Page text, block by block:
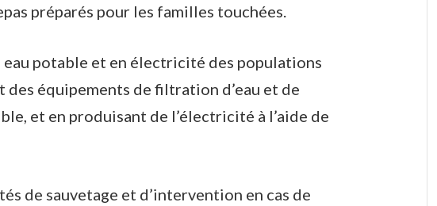
préparés pour les familles touchées.
eau potable et en électricité des populations
équipements de filtration d’eau et de
et en produisant de l’électricité à l’aide de
de sauvetage et d’intervention en cas de